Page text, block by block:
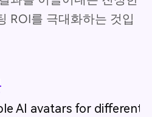
ROI를 극대화하는 것입
AI avatars for different